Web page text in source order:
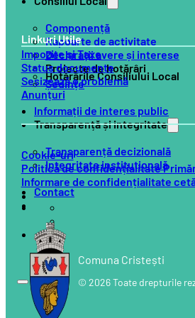
Componență
Rapoarte de activitate
Declarații avere și interese
Proiecte de hotărâri
Hotărârile Consiliului Local
Ședințe
Informații de interes public
Transparență și integritate
Transparență decizională
Integritate instituțională
Contact
Linkuri Utile
Impozite și Taxe
Status documente
Sesizează o problemă
Anunțuri
Comuna Cristești
© 2026 Toate drepturile
Cookie-uri
Politică de confidențialitate
Informare de confidențialitate